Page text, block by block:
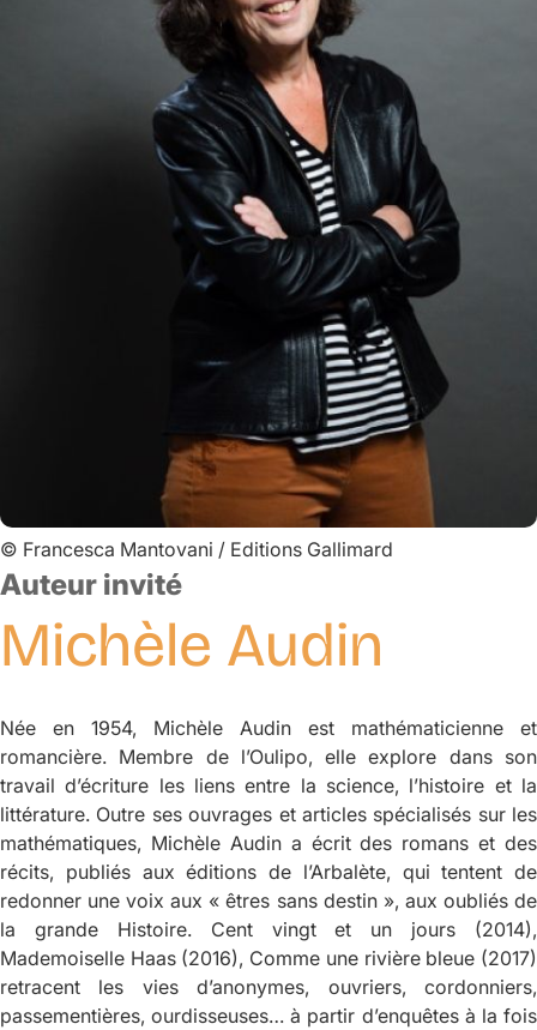
© Francesca Mantovani / Editions Gallimard
Auteur invité
Michèle Audin
Née en 1954, Michèle Audin est mathématicienne et
romancière. Membre de l’Oulipo, elle explore dans son
travail d’écriture les liens entre la science, l’histoire et la
littérature. Outre ses ouvrages et articles spécialisés sur les
mathématiques, Michèle Audin a écrit des romans et des
récits, publiés aux éditions de l’Arbalète, qui tentent de
redonner une voix aux « êtres sans destin », aux oubliés de
la grande Histoire. Cent vingt et un jours (2014),
Mademoiselle Haas (2016), Comme une rivière bleue (2017)
retracent les vies d’anonymes, ouvriers, cordonniers,
passementières, ourdisseuses… à partir d’enquêtes à la fois